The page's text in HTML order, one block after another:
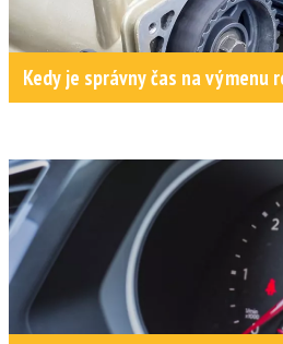
Kedy je správny čas na výmenu